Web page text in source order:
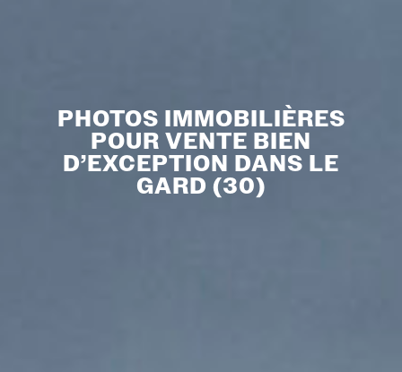
PHOTOS IMMOBILIÈRES
POUR VENTE BIEN
D’EXCEPTION DANS LE
GARD (30)